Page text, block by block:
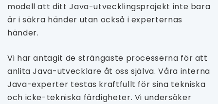
modell att ditt Java-utvecklingsprojekt inte bara
är i säkra händer utan också i experternas
händer.
Vi har antagit de strängaste processerna för att
anlita Java-utvecklare åt oss själva. Våra interna
Java-experter testas kraftfullt för sina tekniska
och icke-tekniska färdigheter. Vi undersöker